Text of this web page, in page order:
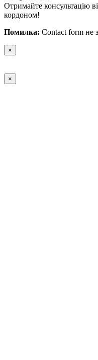
Отримайте консультацію
кордоном!
Помилка: Contact form не
×
×